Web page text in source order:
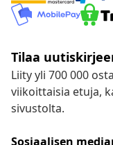
Tilaa
Liity yli 700 000
viikoittaisia etuja,
sivustolta.
Sosiaalisen